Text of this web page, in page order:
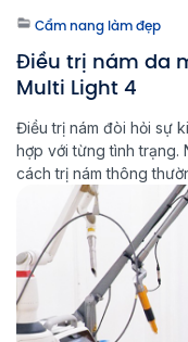
Cẩm nang làm đẹp
Điều trị nám da
Multi Light 4
Điều trị nám đòi hỏi sự
hợp với từng tình trạng.
cách trị nám thông
chỉ sau vài tháng. Với
Multi Light […]